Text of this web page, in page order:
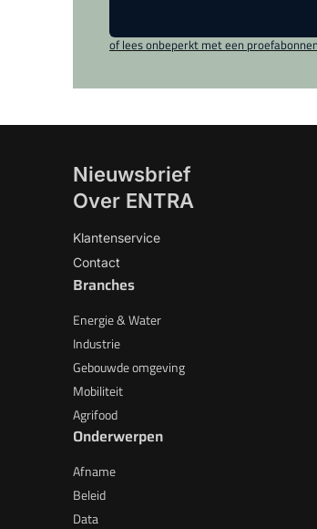
of lees onbeperkt met een
Nieuwsbrief
Over ENTRA
Klantenservice
Contact
Branches
Energie & Water
Industrie
Gebouwde omgeving
Mobiliteit
Agrifood
Onderwerpen
Afname
Beleid
Data